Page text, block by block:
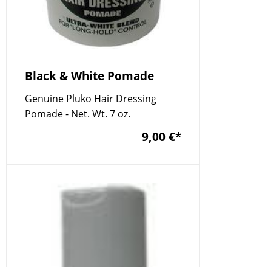
Black & White Pomade
Genuine Pluko Hair Dressing
Pomade - Net. Wt. 7 oz.
9,00 €*